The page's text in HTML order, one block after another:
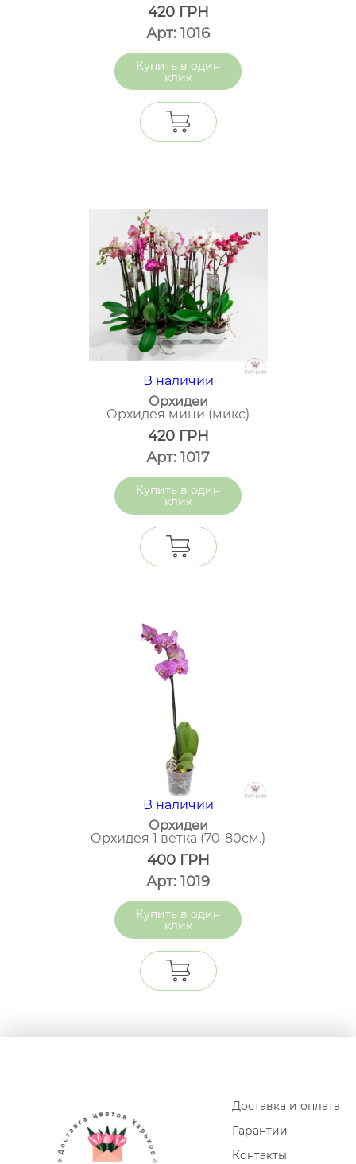
420 ГРН
Арт: 1016
один
клик
В наличии
Орхидеи
Орхидея мини (микс)
420 ГРН
Арт: 1017
один
клик
В наличии
Орхидеи
Орхидея 1 ветка (70-80см.)
400 ГРН
Арт: 1019
один
клик
Доставка и оплата
Гарантии
Контакты